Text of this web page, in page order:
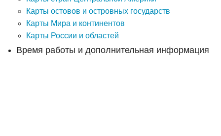
Карты остовов и островных государств
Карты Мира и континентов
Карты России и областей
Время работы и дополнительная информация